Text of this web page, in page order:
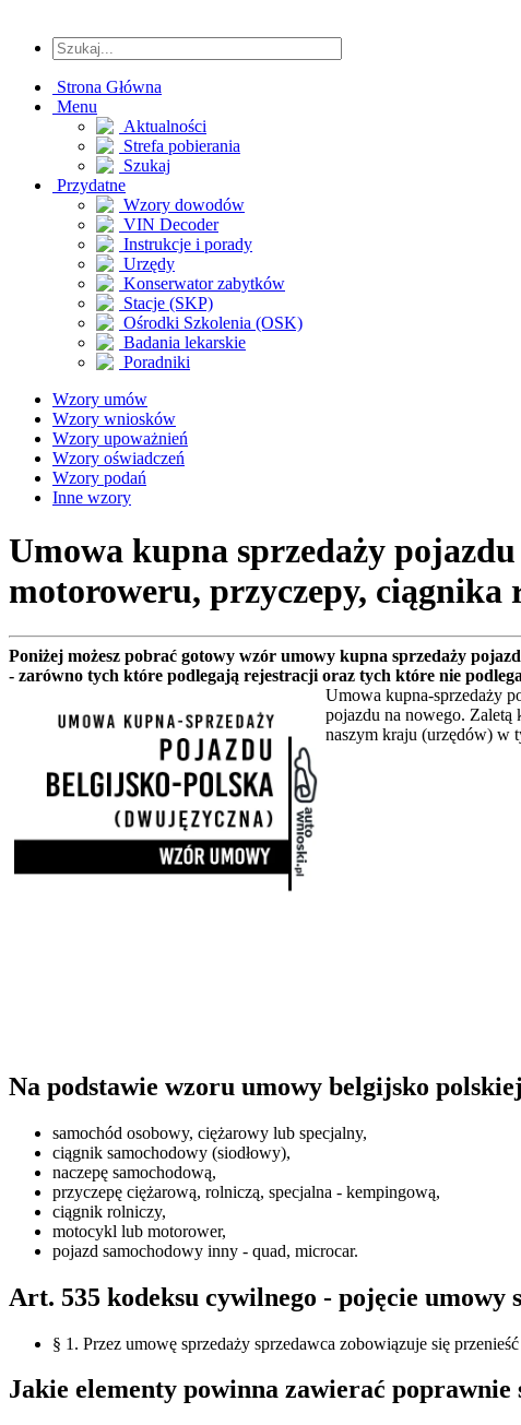
Strona Główna
Menu
Aktualności
Strefa pobierania
Szukaj
Przydatne
Wzory dowodów
VIN Decoder
Instrukcje i porady
Urzędy
Konserwator zabytków
Stacje (SKP)
Ośrodki Szkolenia (OSK)
Badania lekarskie
Poradniki
Wzory umów
Wzory wniosków
Wzory upoważnień
Wzory oświadczeń
Wzory podań
Inne wzory
Umowa kupna sprzedaży
motoroweru, przyczepy, ciągnika
Poniżej możesz pobrać gotowy wzór umowy kupna sprzedaży
- zarówno tych które podlegają rejestracji oraz tych które nie
Umowa kupna-sprzedaży
pojazdu na nowego. Zaletą
naszym kraju (urzędów) w
Na podstawie wzoru umowy belgijsko
samochód osobowy, ciężarowy lub specjalny,
ciągnik samochodowy (siodłowy),
naczepę samochodową,
przyczepę ciężarową, rolniczą, specjalna - kempingową,
ciągnik rolniczy,
motocykl lub motorower,
pojazd samochodowy inny - quad, microcar.
Art. 535 kodeksu cywilnego - pojęcie umowy
§ 1. Przez umowę sprzedaży sprzedawca zobowiązuje się
Jakie elementy powinna zawierać